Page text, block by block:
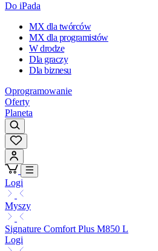
Do iPada
MX dla twórców
MX dla programistów
W drodze
Dla graczy
Dla biznesu
Oprogramowanie
Oferty
Planeta
Logi
Myszy
Signature Comfort Plus M850 L
Logi